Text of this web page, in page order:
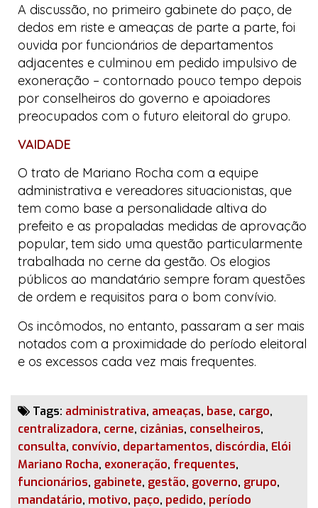
A discussão, no primeiro gabinete do paço, de
dedos em riste e ameaças de parte a parte, foi
ouvida por funcionários de departamentos
adjacentes e culminou em pedido impulsivo de
exoneração – contornado pouco tempo depois
por conselheiros do governo e apoiadores
preocupados com o futuro eleitoral do grupo.
VAIDADE
O trato de Mariano Rocha com a equipe
administrativa e vereadores situacionistas, que
tem como base a personalidade altiva do
prefeito e as propaladas medidas de aprovação
popular, tem sido uma questão particularmente
trabalhada no cerne da gestão. Os elogios
públicos ao mandatário sempre foram questões
de ordem e requisitos para o bom convívio.
Os incômodos, no entanto, passaram a ser mais
notados com a proximidade do período eleitoral
e os excessos cada vez mais frequentes.
Tags: administrativa, ameaças, base, cargo,
centralizadora, cerne, cizânias, conselheiros,
consulta, convívio, departamentos, discórdia, Elói
Mariano Rocha, exoneração, frequentes,
funcionários, gabinete, gestão, governo, grupo,
mandatário, motivo, paço, pedido, período